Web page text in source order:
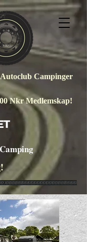
Campinger
Nkr Medlemskap!